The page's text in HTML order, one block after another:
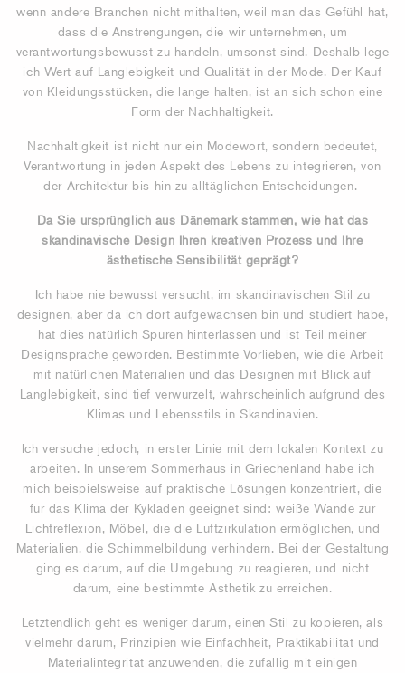
wenn andere Branchen nicht mithalten, weil man das Gefühl hat,
dass die Anstrengungen, die wir unternehmen, um
verantwortungsbewusst zu handeln, umsonst sind. Deshalb lege
ich Wert auf Langlebigkeit und Qualität in der Mode. Der Kauf
von Kleidungsstücken, die lange halten, ist an sich schon eine
Form der Nachhaltigkeit.
Nachhaltigkeit ist nicht nur ein Modewort, sondern bedeutet,
Verantwortung in jeden Aspekt des Lebens zu integrieren, von
der Architektur bis hin zu alltäglichen Entscheidungen.
Da Sie ursprünglich aus Dänemark stammen, wie hat das
skandinavische Design Ihren kreativen Prozess und Ihre
ästhetische Sensibilität geprägt?
Ich habe nie bewusst versucht, im skandinavischen Stil zu
designen, aber da ich dort aufgewachsen bin und studiert habe,
hat dies natürlich Spuren hinterlassen und ist Teil meiner
Designsprache geworden. Bestimmte Vorlieben, wie die Arbeit
mit natürlichen Materialien und das Designen mit Blick auf
Langlebigkeit, sind tief verwurzelt, wahrscheinlich aufgrund des
Klimas und Lebensstils in Skandinavien.
Ich versuche jedoch, in erster Linie mit dem lokalen Kontext zu
arbeiten. In unserem Sommerhaus in Griechenland habe ich
mich beispielsweise auf praktische Lösungen konzentriert, die
für das Klima der Kykladen geeignet sind: weiße Wände zur
Lichtreflexion, Möbel, die die Luftzirkulation ermöglichen, und
Materialien, die Schimmelbildung verhindern. Bei der Gestaltung
ging es darum, auf die Umgebung zu reagieren, und nicht
darum, eine bestimmte Ästhetik zu erreichen.
Letztendlich geht es weniger darum, einen Stil zu kopieren, als
vielmehr darum, Prinzipien wie Einfachheit, Praktikabilität und
Materialintegrität anzuwenden, die zufällig mit einigen